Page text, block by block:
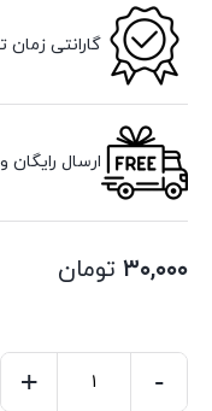
گارانتی زمان
ارسال
۳۰,۰۰۰ تومان
-
+